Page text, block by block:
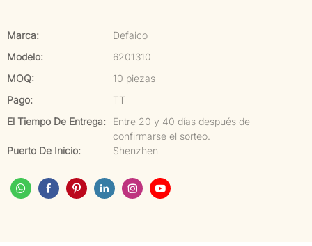
Marca:
Defaico
Modelo:
6201310
MOQ:
10 piezas
Pago:
TT
El Tiempo De Entrega:
Entre 20 y 40 días después de
confirmarse el sorteo.
Puerto De Inicio:
Shenzhen